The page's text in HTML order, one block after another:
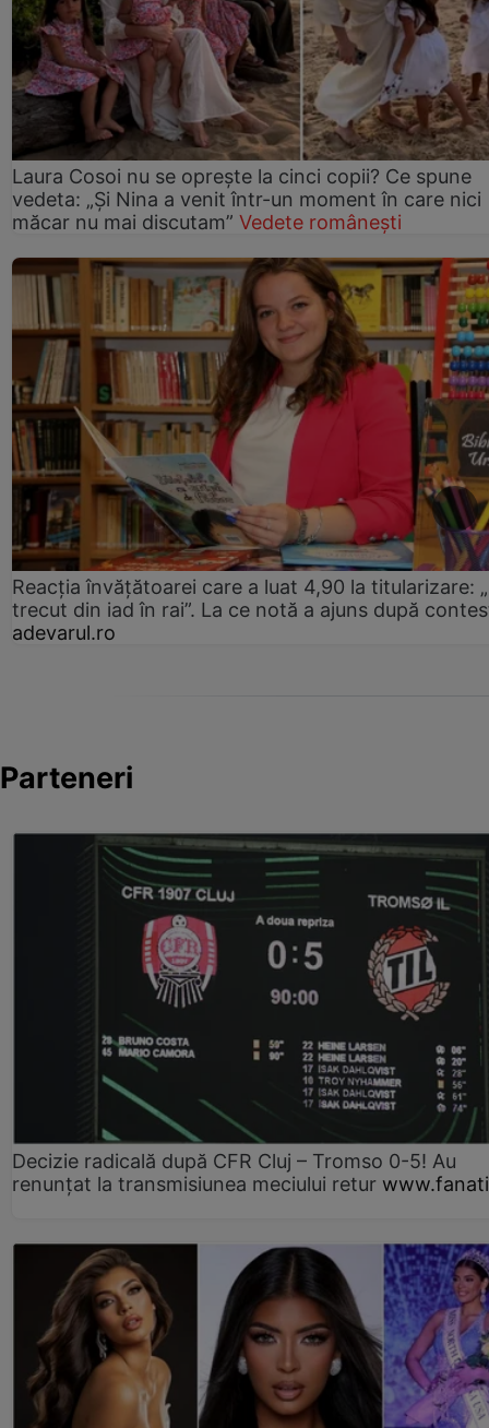
Laura Cosoi nu se oprește la cinci copii? Ce spune
vedeta: „Și Nina a venit într-un moment în care nici
măcar nu mai discutam” Vedete românești
Reacția învățătoarei care a luat 4,90 la titularizare:
trecut din iad în rai”. La ce notă a ajuns după
adevarul.ro
Parteneri
Decizie radicală după CFR Cluj – Tromso 0-5! Au
renunțat la transmisiunea meciului retur